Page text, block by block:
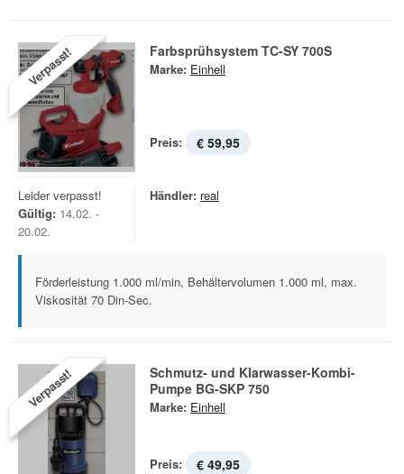
Verpasst! Farbsprühsystem TC-SY 700S
Marke: Einhell
Preis: € 59,95
Leider verpasst!
Gültig: 14.02. -
20.02.
Händler: real
Förderleistung 1.000 ml/min, Behältervolumen 1.000 ml, max.
Viskosität 70 Din-Sec.
Verpasst!
Schmutz- und Klarwasser-Kombi-
Pumpe BG-SKP 750
Marke: Einhell
Preis: € 49,95